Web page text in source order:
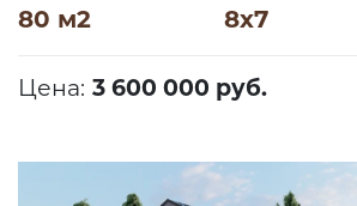
80 м2 8х7
Цена: 3 600 000 руб.